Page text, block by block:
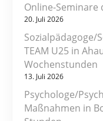
Online-Seminare
20. Juli 2026
Sozialpädagoge/
TEAM U25 in
Wochenstunden
13. Juli 2026
Psychologe/
Maßnahmen in